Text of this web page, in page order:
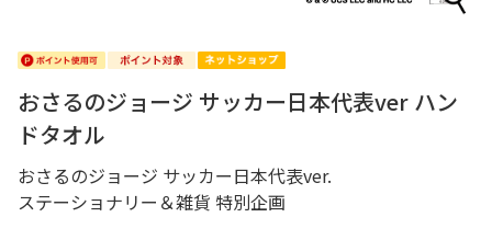
おさるのジョージ サッカー日本代表ver ハン
ドタオル
おさるのジョージ サッカー日本代表ver.
ステーショナリー＆雑貨 特別企画